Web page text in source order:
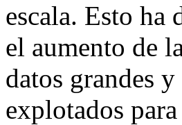
escala. Esto ha
el aumento de
datos grandes
explotados